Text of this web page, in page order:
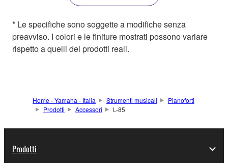
* Le specifiche sono soggette a modifiche senza
preavviso. I colori e le finiture mostrati possono variare
rispetto a quelli dei prodotti reali.
Home - Yamaha - Italia Strumenti musicali
Pianoforti
Prodotti
Accessori L-85
Prodotti